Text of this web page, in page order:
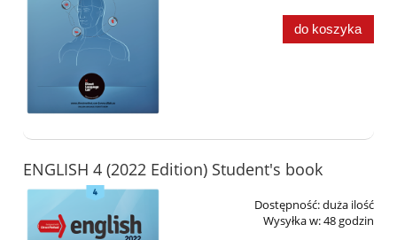
do koszyka
ENGLISH 4 (2022 Edition) Student's book
Dostępność:duża ilość
Wysyłka w:48 godzin